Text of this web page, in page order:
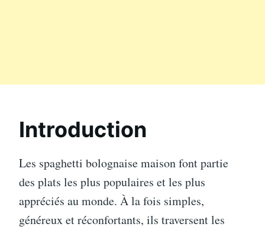
Introduction
Les spaghetti bolognaise maison font partie
des plats les plus populaires et les plus
appréciés au monde. À la fois simples,
généreux et réconfortants, ils traversent les